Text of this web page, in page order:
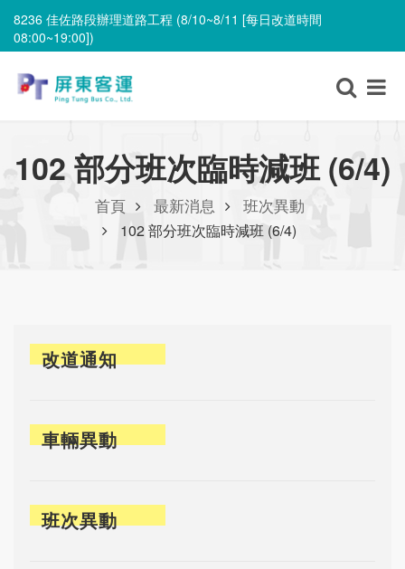
8236 佳佐路段辦理道路工程 (8/10~8/11 [每日改道時間
08:00~19:00])
8236 佳佐路段辦理道路工程 (8/10~8/11 [每日改道時間
08:00~19:00])
102 部分班次臨時減班 (6/4)
首頁 最新消息 班次異動
102 部分班次臨時減班 (6/4)
改道通知
車輛異動
班次異動